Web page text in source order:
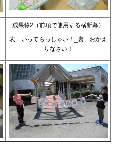
成果物2（前項で使用する横断幕）
表…いってらっしゃい！_裏…おかえ
りなさい！